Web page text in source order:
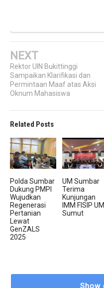
NEXT
Rektor UIN Bukittinggi
Sampaikan Klarifikasi dan
Permintaan Maaf atas Aksi
Oknum Mahasiswa
Related Posts
Polda Sumbar
Dukung PMPI
Wujudkan
Regenerasi
Pertanian
Lewat
GenZALS
2025
UM Sumbar
Terima
Kunjungan
IMM FISIP UM
Sumut
Show